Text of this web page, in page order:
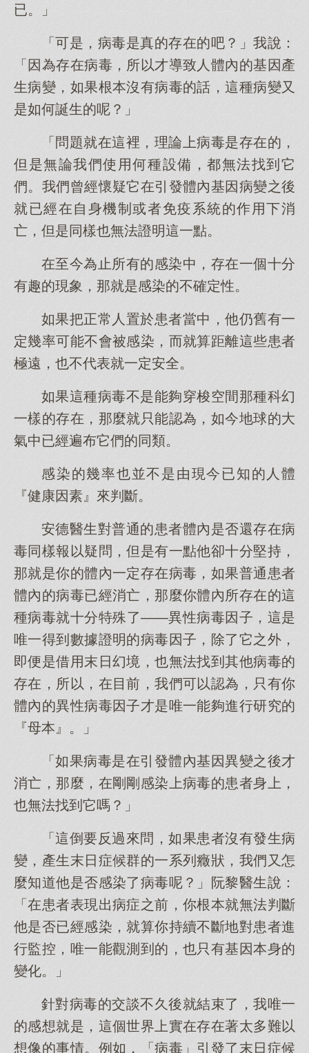
已。」
「可是，病毒是真的存在的吧？」我說：
「因為存在病毒，所以才導致人體內的基因產
生病變，如果根本沒有病毒的話，這種病變又
是如何誕生的呢？」
「問題就在這裡，理論上病毒是存在的，
但是無論我們使用何種設備，都無法找到它
們。我們曾經懷疑它在引發體內基因病變之後
就已經在自身機制或者免疫系統的作用下消
亡，但是同樣也無法證明這一點。
在至今為止所有的感染中，存在一個十分
有趣的現象，那就是感染的不確定性。
如果把正常人置於患者當中，他仍舊有一
定幾率可能不會被感染，而就算距離這些患者
極遠，也不代表就一定安全。
如果這種病毒不是能夠穿梭空間那種科幻
一樣的存在，那麼就只能認為，如今地球的大
氣中已經遍布它們的同類。
感染的幾率也並不是由現今已知的人體
『健康因素』來判斷。
安德醫生對普通的患者體內是否還存在病
毒同樣報以疑問，但是有一點他卻十分堅持，
那就是你的體內一定存在病毒，如果普通患者
體內的病毒已經消亡，那麼你體內所存在的這
種病毒就十分特殊了——異性病毒因子，這是
唯一得到數據證明的病毒因子，除了它之外，
即便是借用末日幻境，也無法找到其他病毒的
存在，所以，在目前，我們可以認為，只有你
體內的異性病毒因子才是唯一能夠進行研究的
『母本』。」
「如果病毒是在引發體內基因異變之後才
消亡，那麼，在剛剛感染上病毒的患者身上，
也無法找到它嗎？」
「這倒要反過來問，如果患者沒有發生病
變，產生末日症候群的一系列癥狀，我們又怎
麼知道他是否感染了病毒呢？」阮黎醫生說：
「在患者表現出病症之前，你根本就無法判斷
他是否已經感染，就算你持續不斷地對患者進
行監控，唯一能觀測到的，也只有基因本身的
變化。」
針對病毒的交談不久後就結束了，我唯一
的感想就是，這個世界上實在存在著太多難以
想像的事情。例如，「病毒」引發了末日症候